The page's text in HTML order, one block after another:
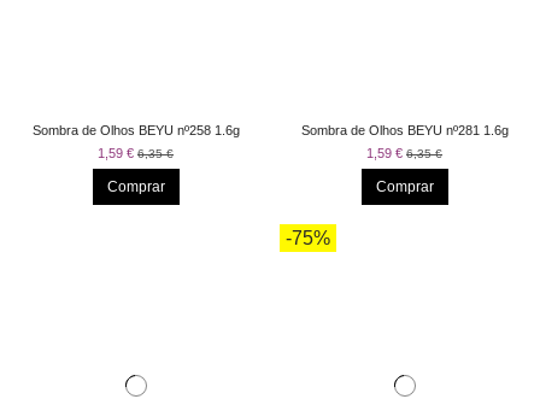
Sombra de Olhos BEYU nº258 1.6g
1,59 € 6,35 €
Comprar
Sombra de Olhos BEYU nº281 1.6g
1,59 € 6,35 €
Comprar
-75%